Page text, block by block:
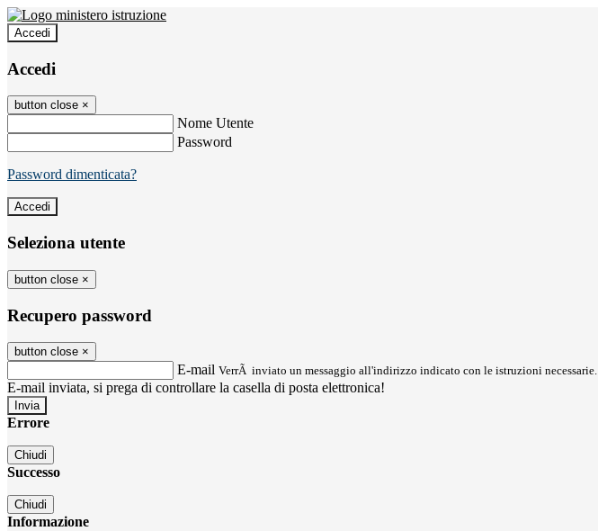
Accedi
Accedi
button close ×
Nome Utente
Password
Password dimenticata?
Seleziona utente
button close ×
Recupero password
button close ×
E-mail VerrÃ inviato un messaggio all'indirizzo indicato con le istruzioni necessarie.
E-mail inviata, si prega di controllare la casella di posta elettronica!
Errore
Chiudi
Successo
Chiudi
Informazione